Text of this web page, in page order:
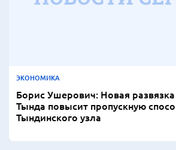
ЭКОНОМИКА
Борис Ушерович: Новая развязка
Тында повысит пропускную
Тындинского узла